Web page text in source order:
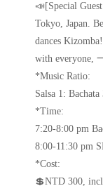
📣[Special
Tokyo, Japan.
dances
with everyone,
*Music Ratio:
Salsa 1:
*Time:
7:20-8:00 pm
8:00-11:30 pm
*Cost:
💲NTD 300,